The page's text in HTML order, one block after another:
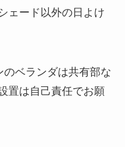
ェード以外の日よけ
のベランダは共有部な
置は自己責任でお願